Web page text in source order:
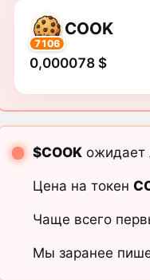
7106
COOK
0,000078 $
$COOKожидает
Цена на токен
Чаще всего
Мы заранее